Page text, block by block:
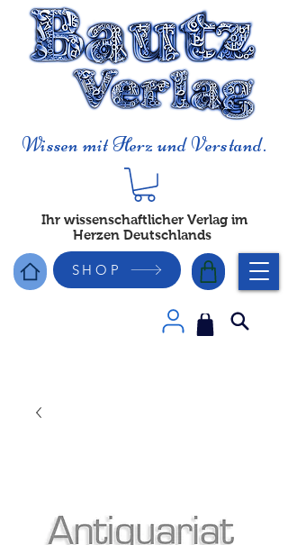
Wissen mit Herz und Verstand.
Ihr wissenschaftlicher Verlag im
Herzen Deutschlands
SHOP